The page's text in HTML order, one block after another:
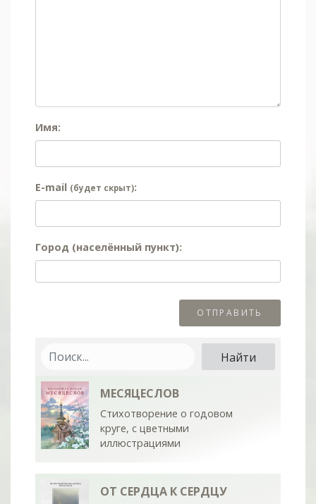
Имя:
E-mail (будет скрыт):
Город (населённый пункт):
МЕСЯЦЕСЛОВ
Стихотворение о годовом
круге, с цветными
иллюстрациями
ОТ СЕРДЦА К СЕРДЦУ